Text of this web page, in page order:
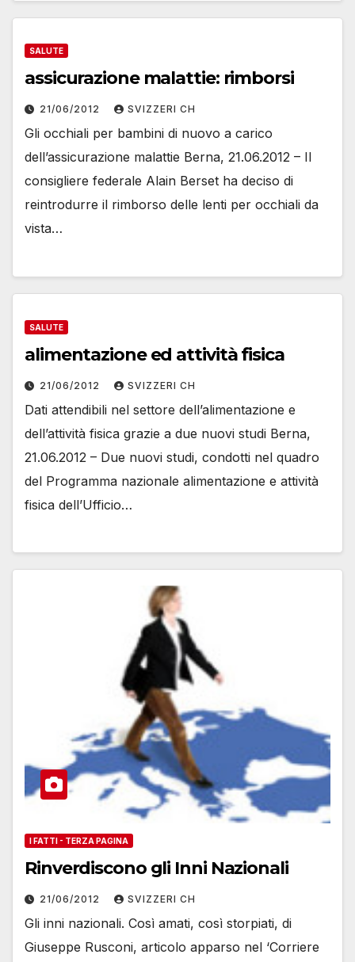
SALUTE
assicurazione malattie: rimborsi
21/06/2012 SVIZZERI CH
Gli occhiali per bambini di nuovo a carico
dell’assicurazione malattie Berna, 21.06.2012 – Il
consigliere federale Alain Berset ha deciso di
reintrodurre il rimborso delle lenti per occhiali da
vista…
SALUTE
alimentazione ed attività fisica
21/06/2012 SVIZZERI CH
Dati attendibili nel settore dell’alimentazione e
dell’attività fisica grazie a due nuovi studi Berna,
21.06.2012 – Due nuovi studi, condotti nel quadro
del Programma nazionale alimentazione e attività
fisica dell’Ufficio…
I FATTI - TERZA PAGINA
Rinverdiscono gli Inni Nazionali
21/06/2012 SVIZZERI CH
Gli inni nazionali. Così amati, così storpiati, di
Giuseppe Rusconi, articolo apparso nel ‘Corriere